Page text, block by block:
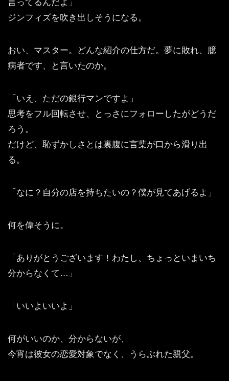
言ってるんだよ」
ジンフィズを吹き出しそうになる。
おい、マスター。どんな紹介の仕方だ。夢に敗れ、臆
病者です、と言いたのか。
「いえ、ただの銀行マンですよ」
思考をフル回転させ、とっさにフォローしたがどうだ
ろう。
だけど、恥ずかしさとは裏腹に言葉が口から滑り出
る。
「なに？自分の店を持ちたいの？僕が見てあげるよ」
何を偉そうに。
「ありがとうございます！わたし、ちょっといまいち
分からなくて…」
「いいよいいよ」
何がいいのか、分からないが、
今宵は彼女の恋愛対象でなく、うらぶれた親父。